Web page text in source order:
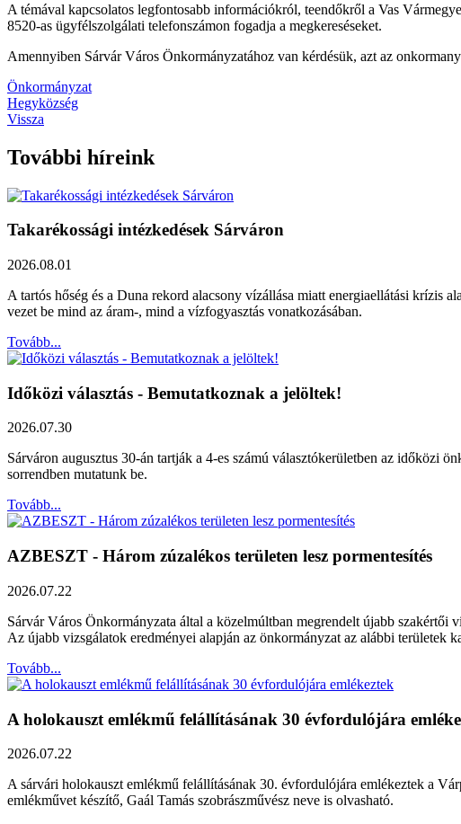
A témával kapcsolatos legfontosabb információkról, teendőkről a Vas
8520-as ügyfélszolgálati telefonszámon fogadja a megkereséseket.
Amennyiben Sárvár Város Önkormányzatához van kérdésük, azt az
Önkormányzat
Hegyközség
Vissza
További híreink
Takarékossági intézkedések Sárváron
2026.08.01
A tartós hőség és a Duna rekord alacsony vízállása miatt energiaellátási krízis
vezet be mind az áram-, mind a vízfogyasztás vonatkozásában.
Tovább...
Időközi választás - Bemutatkoznak a jelöltek!
2026.07.30
Sárváron augusztus 30-án tartják a 4-es számú választókerületben az időközi
sorrendben mutatunk be.
Tovább...
AZBESZT - Három zúzalékos területen lesz pormentesítés
2026.07.22
Sárvár Város Önkormányzata által a közelmúltban megrendelt újabb
Az újabb vizsgálatok eredményei alapján az önkormányzat az alábbi területek
Tovább...
A holokauszt emlékmű felállításának 30 évfordulójára
2026.07.22
A sárvári holokauszt emlékmű felállításának 30. évfordulójára emlékeztek a
emlékművet készítő, Gaál Tamás szobrászművész neve is olvasható.